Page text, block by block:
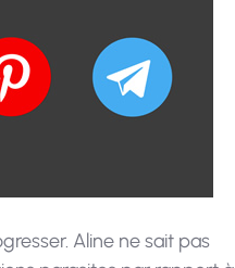
Aline ne sait pas